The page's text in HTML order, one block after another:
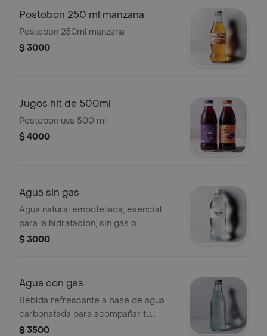
Postobon 250 ml manzana
Postobon 250ml manzana
$ 3000
Jugos hit de 500ml
Postobon uva 500 ml
$ 4000
Agua sin gas
Agua natural embotellada, esencial
para la hidratación, sin gas o
carbonatación añadida.
$ 3000
Agua con gas
Bebida refrescante a base de agua
carbonatada para acompañar tu
comida.
$ 3500